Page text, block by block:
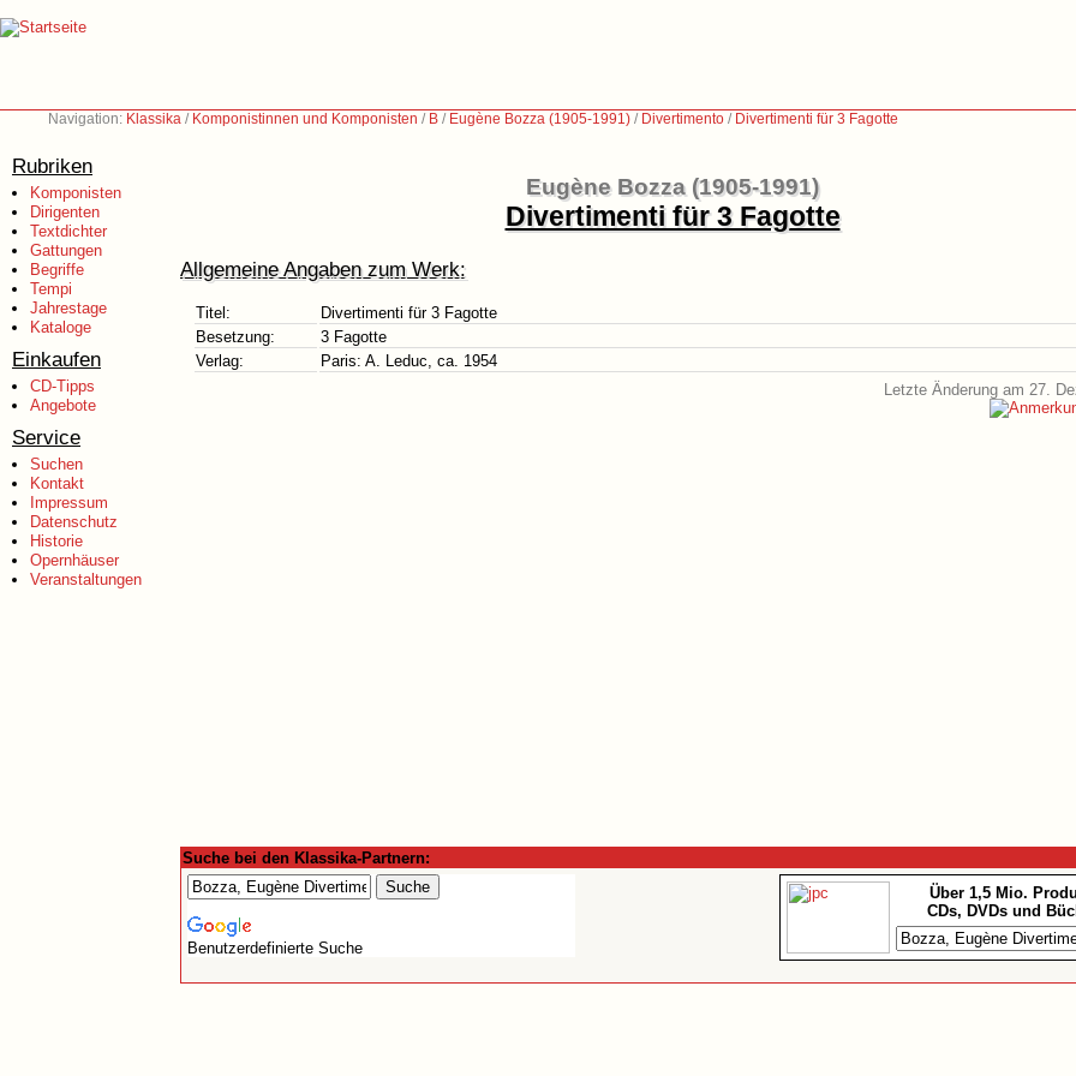
Navigation: Klassika / Komponistinnen und Komponisten / B / Eugène Bozza (1905-1991) / Divertimento / Divertimenti für 3 Fagotte
Rubriken
Komponisten
Dirigenten
Textdichter
Gattungen
Begriffe
Tempi
Jahrestage
Kataloge
Einkaufen
CD-Tipps
Angebote
Service
Suchen
Kontakt
Impressum
Datenschutz
Historie
Opernhäuser
Veranstaltungen
Eugène Bozza (1905-1991)
Divertimenti für 3 Fagotte
Allgemeine Angaben zum Werk:
Titel:
Divertimenti für 3 Fagotte
Besetzung:
3 Fagotte
Verlag:
Paris: A. Leduc, ca. 1954
Letzte Änderung am 27.
Suche bei den Klassika-Partnern:
Benutzerdefinierte Suche
Über 1,5 Mio.
CDs, DVDs und